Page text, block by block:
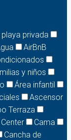
privada
AirBnB
y niños
Área infantil
Ascensor
Terraza
Cama
Cancha de